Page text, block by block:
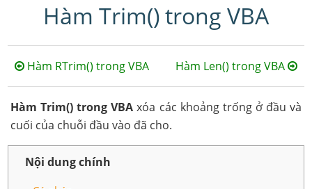
Hàm Trim() trong VBA
Hàm RTrim() trong VBA Hàm Len() trong VBA
Hàm Trim() trong VBA xóa các khoảng trống ở đầu và
cuối của chuỗi đầu vào đã cho.
Nội dung chính